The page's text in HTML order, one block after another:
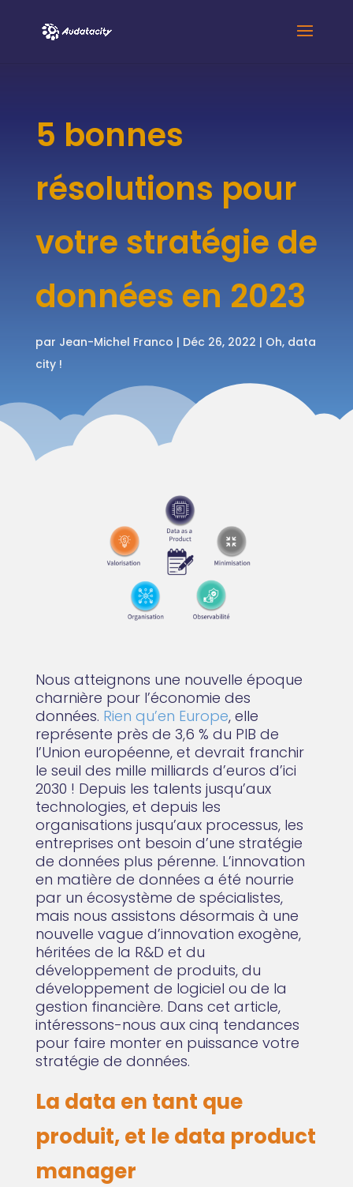
5 bonnes
résolutions pour
votre stratégie de
données en 2023
par Jean-Michel Franco | Déc 26, 2022 | Oh, data
city !
Nous atteignons une nouvelle époque
charnière pour l’économie des
données. Rien qu’en Europe, elle
représente près de 3,6 % du PIB de
l’Union européenne, et devrait franchir
le seuil des mille milliards d’euros d’ici
2030 ! Depuis les talents jusqu’aux
technologies, et depuis les
organisations jusqu’aux processus, les
entreprises ont besoin d’une stratégie
de données plus pérenne. L’innovation
en matière de données a été nourrie
par un écosystème de spécialistes,
mais nous assistons désormais à une
nouvelle vague d’innovation exogène,
héritées de la R&D et du
développement de produits, du
développement de logiciel ou de la
gestion financière. Dans cet article,
intéressons-nous aux cinq tendances
pour faire monter en puissance votre
stratégie de données.
La data en tant que
produit, et le data product
manager